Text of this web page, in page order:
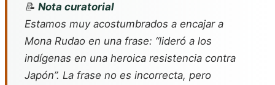
📝 Nota curatorial
Estamos muy acostumbrados a encajar a
Mona Rudao en una frase: “lideró a los
indígenas en una heroica resistencia contra
Japón”. La frase no es incorrecta, pero